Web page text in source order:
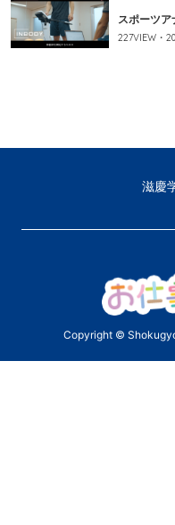
スポーツア
227VIEW・
滋慶
Copyright ©